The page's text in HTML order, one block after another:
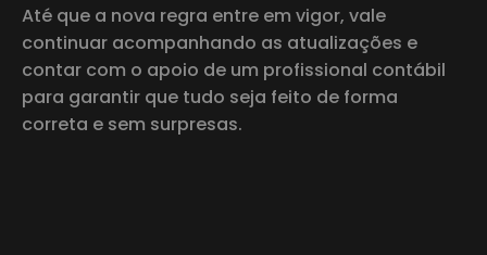
Até que a nova regra entre em vigor, vale
continuar acompanhando as atualizações e
contar com o apoio de um profissional contábil
para garantir que tudo seja feito de forma
correta e sem surpresas.